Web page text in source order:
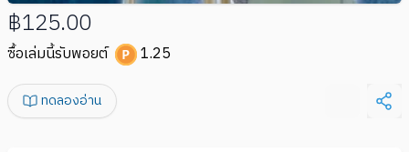
฿125.00
ซื้อเล่มนี้รับพอยต์ 1.25
ทดลองอ่าน